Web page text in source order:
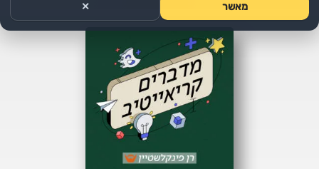
מאשר ✕